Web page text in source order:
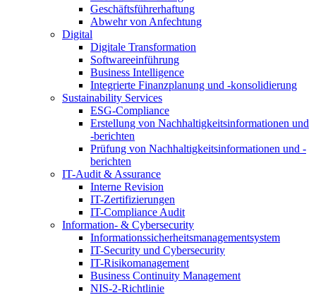
Geschäftsführerhaftung
Abwehr von Anfechtung
Digital
Digitale Transformation
Softwareeinführung
Business Intelligence
Integrierte Finanzplanung und -konsolidierung
Sustainability Services
ESG-Compliance
Erstellung von Nachhaltigkeitsinformationen und
-berichten
Prüfung von Nachhaltigkeitsinformationen und -
berichten
IT-Audit & Assurance
Interne Revision
IT-Zertifizierungen
IT-Compliance Audit
Information- & Cybersecurity
Informationssicherheitsmanagementsystem
IT-Security und Cybersecurity
IT-Risikomanagement
Business Continuity Management
NIS-2-Richtlinie